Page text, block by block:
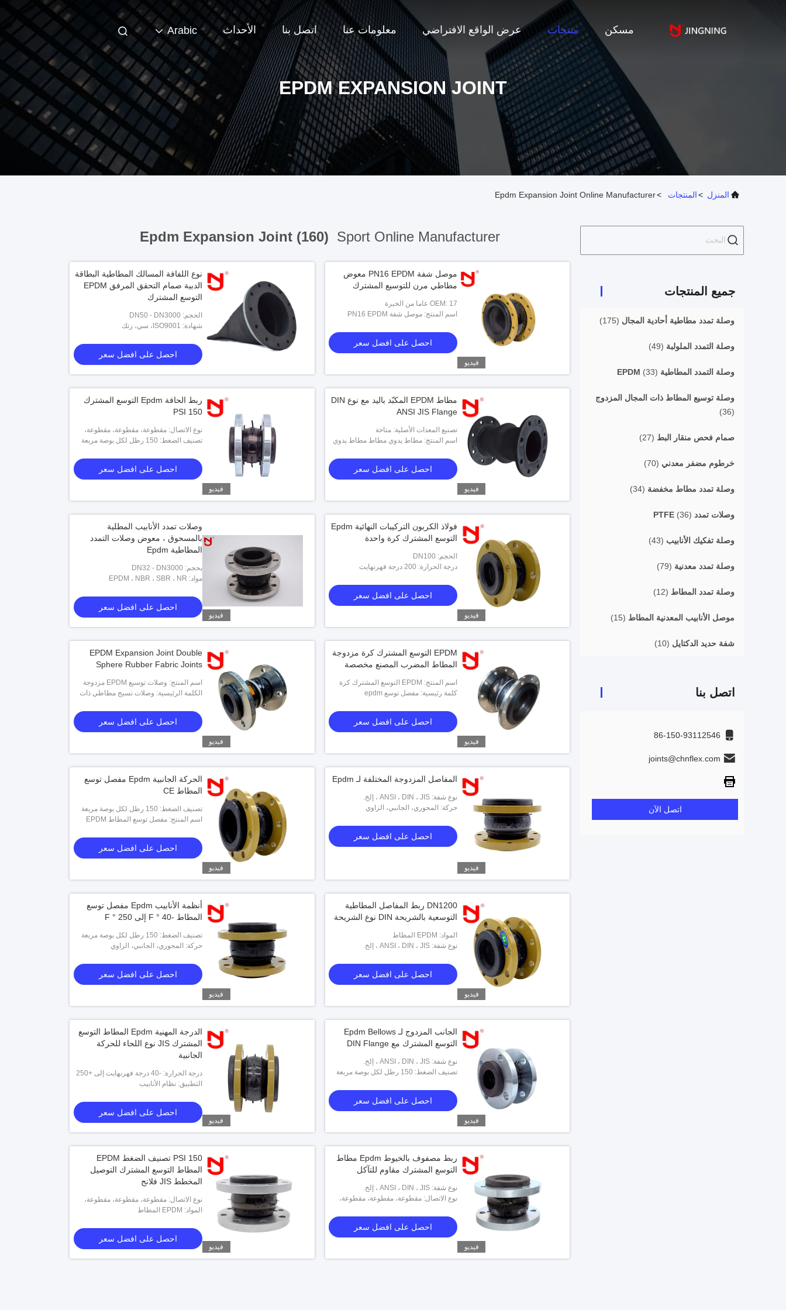
مسكن منتجات عرض الواقع الافتراضي معلومات عنا اتصل بنا الأحداث Arabic
EPDM EXPANSION JOINT
المنزل >المنتجات >
Epdm Expansion Joint Online Manufacturer
جميع المنتجات
وصلة تمدد مطاطية أحادية المجال (175)
وصلة التمدد الملولبة (49)
وصلة التمدد المطاطية EPDM (33)
وصلة توسيع المطاط ذات المجال المزدوج
(36)
صمام فحص منقار البط (27)
خرطوم مضفر معدني (70)
وصلة تمدد مطاط مخفضة (34)
وصلات تمدد PTFE (36)
وصلة تفكيك الأنابيب (43)
وصلة تمدد معدنية (79)
وصلة تمدد المطاط (12)
موصل الأنابيب المعدنية المطاط (15)
شفة حديد الدكتايل (10)
اتصل بنا
86-150-93112546
joints@chnflex.com
اتصل الآن
Epdm Expansion Joint (160) Sport Online Manufacturer
فيديو
موصل شفة PN16 EPDM معوض
مطاطي مرن للتوسيع المشترك
OEM: 17 عاما من الخبرة
اسم المنتج: موصل شفة PN16 EPDM
احصل على افضل سعر
نوع اللفافة المسالك المطاطية البطاقة
الدبية صمام التحقق المرفق EPDM
التوسع المشترك
الحجم: DN50 - DN3000
شهادة: ISO9001، سي، زتك
احصل على افضل سعر
فيديو
مطاط EPDM المكبّد باليد مع نوع DIN
ANSI JIS Flange
تصنيع المعدات الأصلية: متاحة
اسم المنتج: مطاط يدوي مطاط مطاط يدوي
Flange Type
احصل على افضل سعر
فيديو
ربط الحافة Epdm التوسع المشترك
150 PSI
نوع الاتصال: مقطوعة، مقطوعة، مقطوعة،
الخ.
تصنيف الضغط: 150 رطل لكل بوصة مربعة
احصل على افضل سعر
فيديو
فولاذ الكربون التركيبات النهائية Epdm
التوسع المشترك كرة واحدة
الحجم: DN100
درجة الحرارة: 200 درجة فهرنهايت
احصل على افضل سعر
فيديو
وصلات تمدد الأنابيب المطلية
بالمسحوق ، معوض وصلات التمدد
المطاطية Epdm
بحجم: DN32 - DN3000
مواد: EPDM ، NBR ، SBR ، NR
احصل على افضل سعر
فيديو
EPDM التوسع المشترك كرة مزدوجة
المطاط المضرب المصنع مخصصة
اسم المنتج: EPDM التوسع المشترك كرة
مزدوجة المطاط المضرب المصنع مخصصة
كلمة رئيسية: مفصل توسع epdm
احصل على افضل سعر
فيديو
EPDM Expansion Joint Double
Sphere Rubber Fabric Joints
اسم المنتج: وصلات توسيع EPDM مزدوجة
المجال المطاطي
الكلمة الرئيسية: وصلات نسيج مطاطي ذات
احصل على افضل سعر
فيديو
المفاصل المزدوجة المختلفة لـ Epdm
نوع شفة: ANSI ، DIN ، JIS ، إلخ.
حركة: المحوري، الجانبي، الزاوي
احصل على افضل سعر
فيديو
الحركة الجانبية Epdm مفصل توسع
المطاط CE
تصنيف الضغط: 150 رطل لكل بوصة مربعة
اسم المنتج: مفصل توسع المطاط EPDM
احصل على افضل سعر
فيديو
DN1200 ربط المفاصل المطاطية
التوسعية بالشريحة DIN نوع الشريحة
المواد: EPDM المطاط
نوع شفة: ANSI ، DIN ، JIS ، إلخ.
احصل على افضل سعر
فيديو
أنظمة الأنابيب Epdm مفصل توسع
المطاط -40 ° F إلى 250 ° F
تصنيف الضغط: 150 رطل لكل بوصة مربعة
حركة: المحوري، الجانبي، الزاوي
احصل على افضل سعر
فيديو
الجانب المزدوج لـ Epdm Bellows
التوسع المشترك مع DIN Flange
نوع شفة: ANSI ، DIN ، JIS ، إلخ.
تصنيف الضغط: 150 رطل لكل بوصة مربعة
احصل على افضل سعر
فيديو
الدرجة المهنية Epdm المطاط التوسع
المشترك JIS نوع اللحاء للحركة
الجانبية
درجة الحرارة: -40 درجة فهرنهايت إلى +250
درجة فهرنهايت
التطبيق: نظام الأنابيب
احصل على افضل سعر
فيديو
ربط مصفوف بالخيوط Epdm مطاط
التوسع المشترك مقاوم للتآكل
نوع شفة: ANSI ، DIN ، JIS ، إلخ.
نوع الاتصال: مقطوعة، مقطوعة، مقطوعة،
احصل على افضل سعر
فيديو
150 PSI تصنيف الضغط EPDM
المطاط التوسع المشترك التوصيل
المخطط JIS فلانج
نوع الاتصال: مقطوعة، مقطوعة، مقطوعة،
الخ.
المواد: EPDM المطاط
احصل على افضل سعر